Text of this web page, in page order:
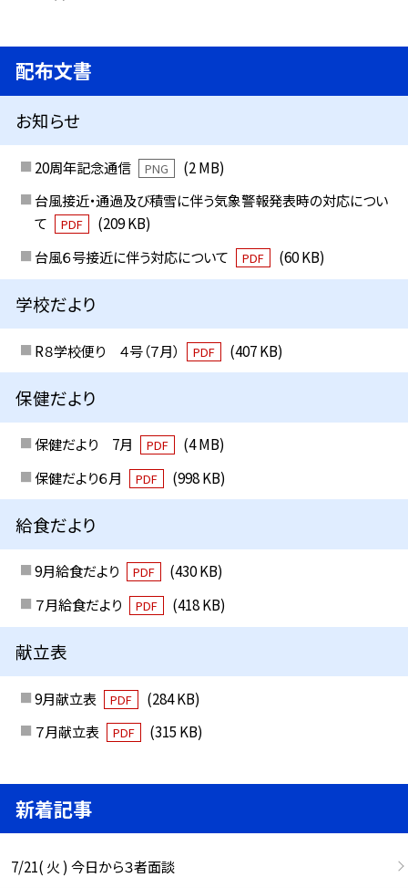
配布文書
お知らせ
20周年記念通信 PNG
(2 MB)
台風接近・通過及び積雪に伴う気象警報発表時の対応につい
て
PDF
(209 KB)
台風６号接近に伴う対応について
PDF (60 KB)
学校だより
R８学校便り ４号（７月） PDF (407 KB)
保健だより
保健だより 7月 PDF
(4 MB)
保健だより６月
PDF (998 KB)
給食だより
9月給食だより PDF
(430 KB)
７月給食だより
PDF (418 KB)
献立表
9月献立表 PDF
(284 KB)
７月献立表
PDF (315 KB)
新着記事
7/21( 火 ) 今日から３者面談